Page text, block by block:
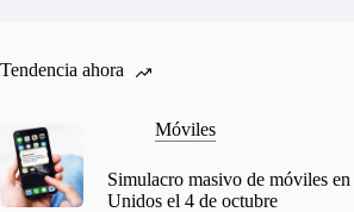
Tendencia ahora
Móviles
Simulacro masivo de móviles en
Unidos el 4 de octubre